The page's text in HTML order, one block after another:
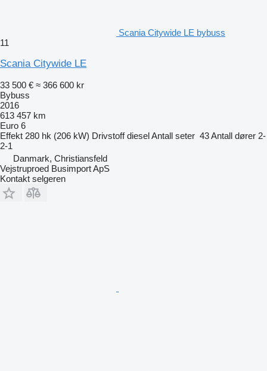
Scania Citywide LE bybuss
11
Scania Citywide LE
33 500 € ≈ 366 600 kr
Bybuss
2016
613 457 km
Euro 6
Effekt 280 hk (206 kW) Drivstoff dieselAntall seter 43Antall dører 2-
2-1
Danmark, Christiansfeld
Vejstruproed Busimport ApS
Kontakt selgeren